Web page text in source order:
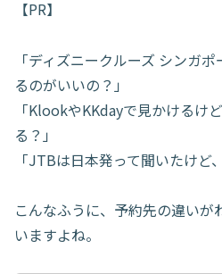
【PR】
「ディズニークルーズ シンガ
るのがいいの？」
「KlookやKKdayで見かけるけ
る？」
「JTBは日本発って聞いたけど
こんなふうに、予約先の違いが
いますよね。